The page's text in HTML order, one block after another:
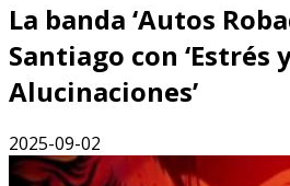
La banda ‘Autos
Santiago con ‘Estrés
Alucinaciones’
2025-09-02